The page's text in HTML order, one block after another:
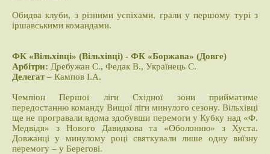
Обидва клуби, з різними успіхами, грали у першому турі з
іршавськими командами.
ФК «Вільхівці» (Вільхівці) - ФК «Боржава» (Довге)
Арбітри: Дребужан С., Федак В., Українець С.
Делегат– Кампов І.А.
Чемпіон Першої ліги Східної зони прийматиме
передостанню команду Вищої ліги минулого сезону. Вільхівці
ще не програвали вдома здобувши перемоги у Кубку над «Ф.
Медвідя» з Нового Давидкова та «Оболонню» з Хуста.
Довжанці у минулому році святкували лише одну виїзну
перемогу – у Берегові.